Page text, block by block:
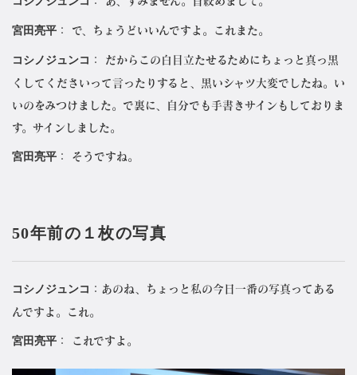
宮田亮平 ： で、ちょうどいいんですよ。これまた。
コシノジュンコ ： だからこの白目立たせるためにちょっと真っ黒
くしてくださいって言ったりすると、黒いシャツ大変でしたね。い
いのをみつけました。で裏に、自分でも手書きサインもしておりま
す。サインしました。
宮田亮平 ： そうですね。
50年前の１枚の写真
コシノジュンコ ：あのね、ちょっと私の今日一番の写真ってある
んですよ。これ。
宮田亮平 ： これですよ。